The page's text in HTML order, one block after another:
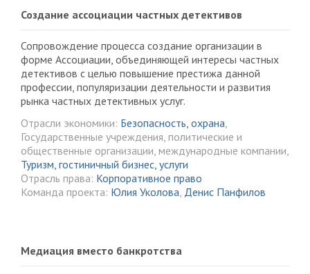
Создание ассоциации частных детективов
Сопровождение процесса создание организации в
форме Ассоциации, объединяющей интересы частных
детективов с целью повышение престижа данной
профессии, популяризации деятельности и развития
рынка частных детективных услуг.
Отрасли экономики: Безопасность, охрана,
Государственные учреждения, политические и
общественные организации, международные компании,
Туризм, гостиничный бизнес, услуги
Отрасль права: Корпоративное право
Команда проекта: Юлия Уколова, Денис Панфилов
Медиация вместо банкротства